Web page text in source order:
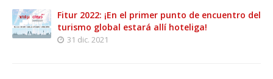
Fitur 2022: ¡En el primer punto de encuentro del
turismo global estará allí hoteliga!
31 dic. 2021